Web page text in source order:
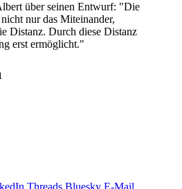
über seinen Entwurf: "Die
nur das Miteinander,
Distanz. Durch diese Distanz
erst ermöglicht."
Threads Bluesky E-Mail